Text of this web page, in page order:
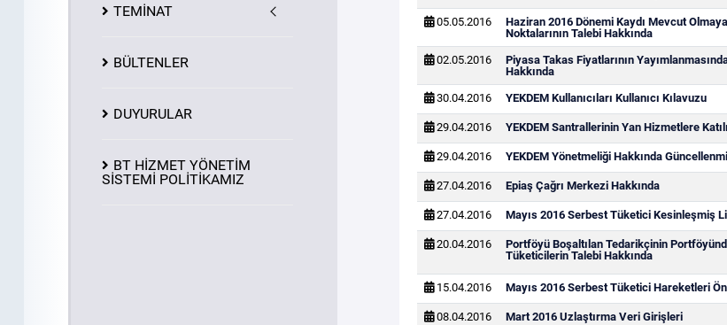
TEMİNAT
BÜLTENLER
DUYURULAR
BT HİZMET YÖNETİM
SİSTEMİ POLİTİKAMIZ
05.05.2016
Haziran 2016 Dönemi Kaydı Mevcut
Noktalarının Talebi Hakkında
02.05.2016
Piyasa Takas Fiyatlarının
Hakkında
30.04.2016 YEKDEM Kullanıcıları Kullanıcı Kılavuzu
29.04.2016 YEKDEM Santrallerinin Yan Hizmetlere
29.04.2016 YEKDEM Yönetmeliği Hakkında
27.04.2016 Epiaş Çağrı Merkezi Hakkında
27.04.2016 Mayıs 2016 Serbest Tüketici Kesinleşmiş
20.04.2016
Portföyü Boşaltılan Tedarikçinin
Tüketicilerin Talebi Hakkında
15.04.2016 Mayıs 2016 Serbest Tüketici Hareketleri
08.04.2016 Mart 2016 Uzlaştırma Veri Girişleri